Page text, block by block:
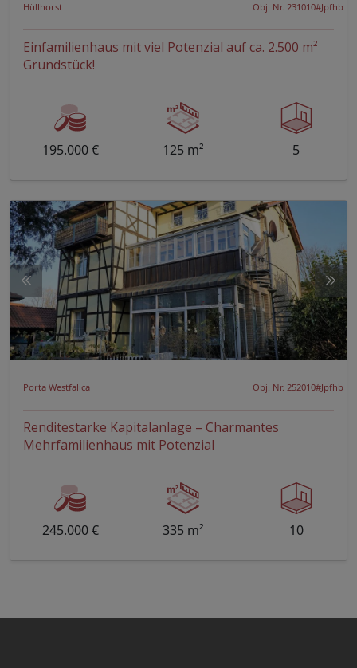
Hüllhorst Obj. Nr. 231010#Jpfhb
Einfamilienhaus mit viel Potenzial auf ca. 2.500 m²
Grundstück!
195.000 € 125 m² 5
Porta Westfalica Obj. Nr. 252010#Jpfhb
Renditestarke Kapitalanlage – Charmantes
Mehrfamilienhaus mit Potenzial
245.000 € 335 m² 10